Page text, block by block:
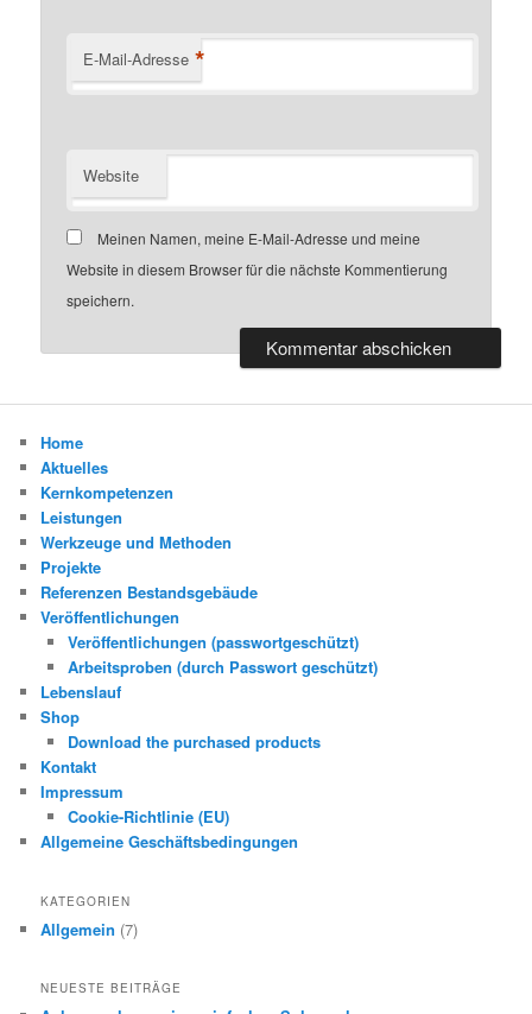
E-Mail-Adresse *
Website
Meinen Namen, meine E-Mail-Adresse und meine
Website in diesem Browser für die nächste Kommentierung
speichern.
Home
Aktuelles
Kernkompetenzen
Leistungen
Werkzeuge und Methoden
Projekte
Referenzen Bestandsgebäude
Veröffentlichungen
Veröffentlichungen (passwortgeschützt)
Arbeitsproben (durch Passwort geschützt)
Lebenslauf
Shop
Download the purchased products
Kontakt
Impressum
Cookie-Richtlinie (EU)
Allgemeine Geschäftsbedingungen
KATEGORIEN
Allgemein (7)
NEUESTE BEITRÄGE